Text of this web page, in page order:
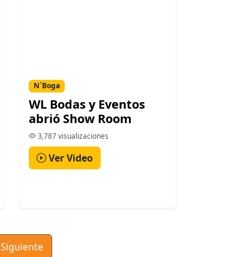
N´Boga
WL Bodas y Eventos
abrió Show Room
3,787 visualizaciones
Ver Video
Siguiente